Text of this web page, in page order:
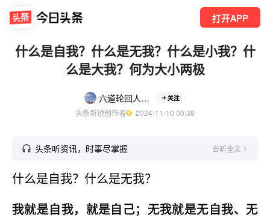
打开APP
什么是自我？什么是无我？什么是小我？什
么是大我？何为大小两极
六道轮回人之道 关注
头条新锐创作者
  2024-11-10 00:38
头条听资讯，时事尽掌握 去听全文
什么是自我？什么是无我？
我就是自我，就是自己；无我就是无自我、无